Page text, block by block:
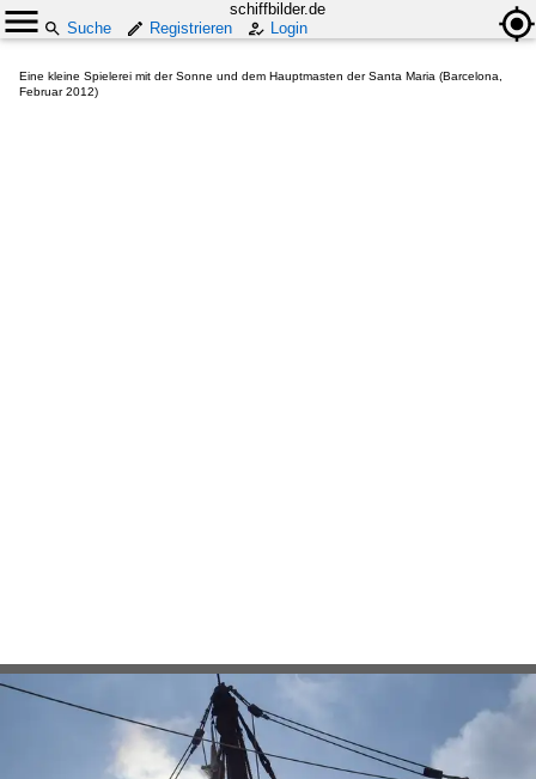
schiffbilder.de
Suche
Registrieren Login
Eine kleine Spielerei mit der Sonne und dem Hauptmasten der Santa Maria (Barcelona,
Februar 2012)